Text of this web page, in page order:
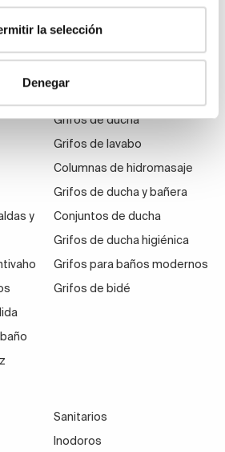
la selección
Denegar
y
Grifos de ducha
Grifos de lavabo
Columnas de hidromasaje
Grifos de ducha y bañera
Conjuntos de ducha
Grifos de ducha higiénica
Grifos para baños modernos
Grifos de bidé
Sanitarios
Inodoros